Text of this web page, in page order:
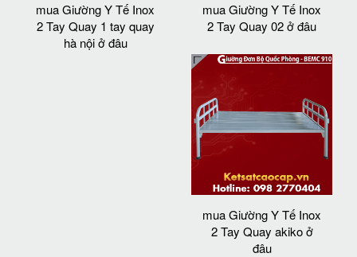
mua Giường Y Tế Inox
2 Tay Quay 1 tay quay
hà nội ở đâu
mua Giường Y Tế Inox
2 Tay Quay 02 ở đâu
mua Giường Y Tế Inox
2 Tay Quay akiko ở
đâu